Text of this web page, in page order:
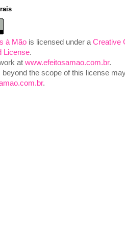
à Mão is licensed under a Creative
License.
at www.efeitosamao.com.br.
beyond the scope of this license
.